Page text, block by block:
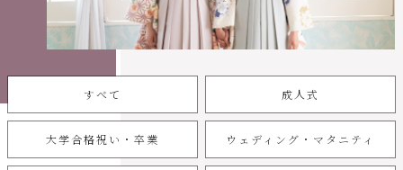
すべて 成人式
大学合格祝い・卒業 ウェディング・マタニティ